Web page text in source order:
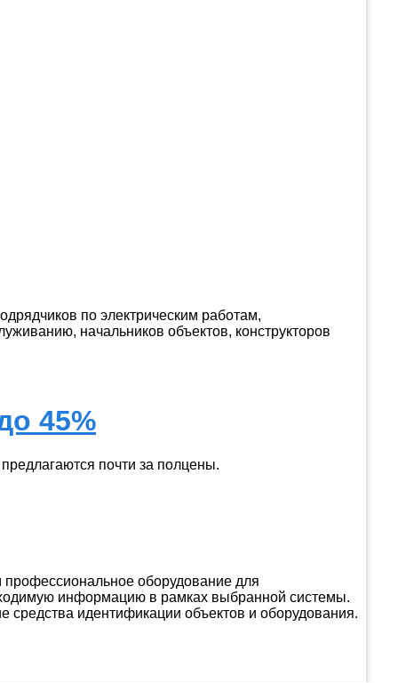
по электрическим работам,
начальников объектов, конструкторов
45%
почти за полцены.
оборудование для
информацию в рамках выбранной системы.
средства идентификации объектов и оборудования.